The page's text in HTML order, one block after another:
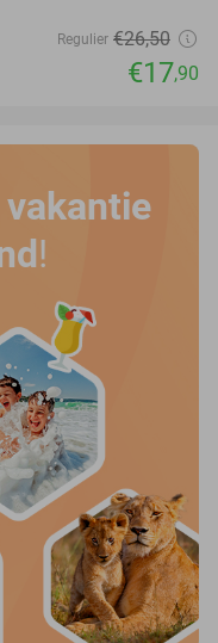
Regulier €26,50
€17,90
vakantie
!